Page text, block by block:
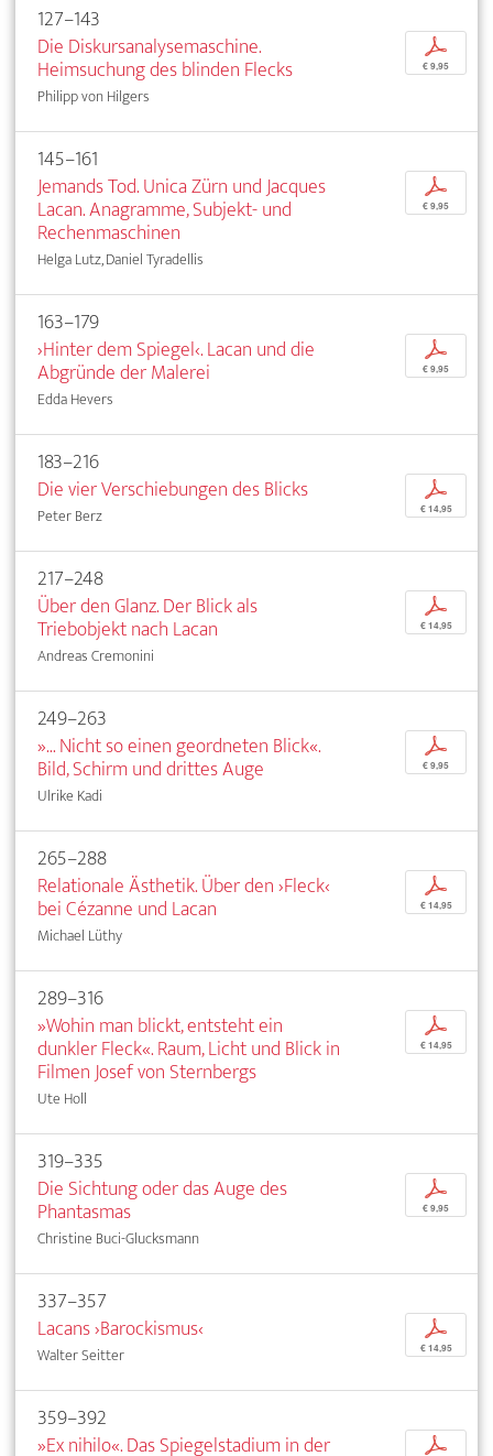
127–143
Die Diskursanalysemaschine.
Heimsuchung des blinden Flecks
Philipp von Hilgers
p
€ 9,95
145–161
Jemands Tod. Unica Zürn und Jacques
Lacan. Anagramme, Subjekt- und
Rechenmaschinen
Helga Lutz, Daniel Tyradellis
p
€ 9,95
163–179
›Hinter dem Spiegel‹. Lacan und die
Abgründe der Malerei
Edda Hevers
p
€ 9,95
183–216
Die vier Verschiebungen des Blicks
Peter Berz
p
€ 14,95
217–248
Über den Glanz. Der Blick als
Triebobjekt nach Lacan
Andreas Cremonini
p
€ 14,95
249–263
»... Nicht so einen geordneten Blick«.
Bild, Schirm und drittes Auge
Ulrike Kadi
p
€ 9,95
265–288
Relationale Ästhetik. Über den ›Fleck‹
bei Cézanne und Lacan
Michael Lüthy
p
€ 14,95
289–316
»Wohin man blickt, entsteht ein
dunkler Fleck«. Raum, Licht und Blick in
Filmen Josef von Sternbergs
Ute Holl
p
€ 14,95
319–335
Die Sichtung oder das Auge des
Phantasmas
Christine Buci-Glucksmann
p
€ 9,95
337–357
Lacans ›Barockismus‹
Walter Seitter
p
€ 14,95
359–392
»Ex nihilo«. Das Spiegelstadium in der
p